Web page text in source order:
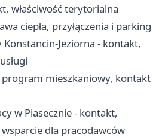
właściwość terytorialna
ciepła, przyłączenia i parking
Jeziorna - kontakt,
program mieszkaniowy, kontakt
w Piasecznie - kontakt,
dla pracodawców